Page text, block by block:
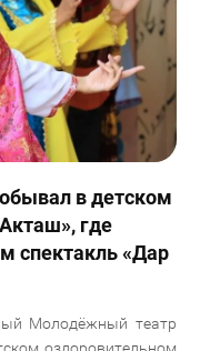
в детском
где
спектакль «Дар
Молодёжный театр